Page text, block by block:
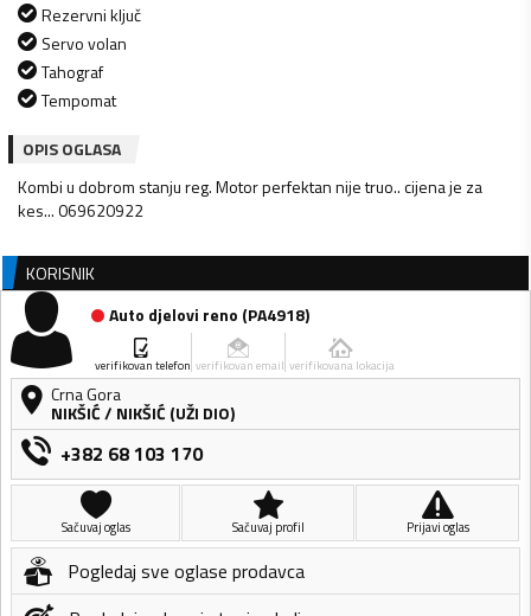
Rezervni ključ
Servo volan
Tahograf
Tempomat
OPIS OGLASA
Kombi u dobrom stanju reg. Motor perfektan nije truo.. cijena je za
kes... 069620922
KORISNIK
Auto djelovi reno (PA4918)
verifikovan telefon verifikovan email verifikovana lokacija
Crna Gora
NIKŠIĆ/ NIKŠIĆ (UŽI DIO)
+382 68 103 170
Sačuvaj oglas Sačuvaj profil Prijavi oglas
Pogledaj sve oglase prodavca